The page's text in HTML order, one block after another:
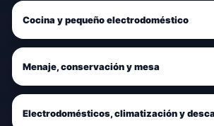
Cocina y pequeño electrodoméstico
Menaje, conservación y mesa
Electrodomésticos, climatización y